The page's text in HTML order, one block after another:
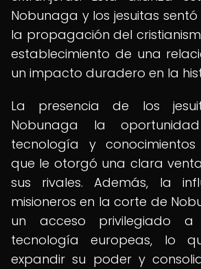
Nobunaga y los jesuitas
la propagación del
establecimiento de una
un impacto duradero en la
La presencia de los
Nobunaga la
tecnología y conocimientos
que le otorgó una clara
sus rivales. Además, la
misioneros en la corte de
un acceso privilegiado
tecnología europeas, lo
expandir su poder y